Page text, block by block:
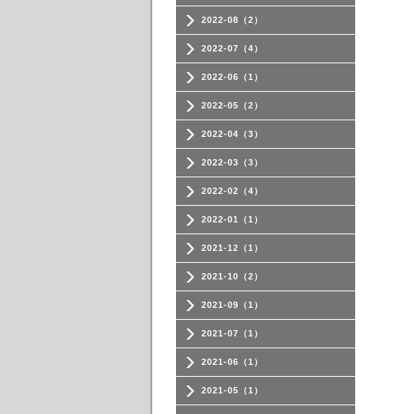
2022-08（2）
2022-07（4）
2022-06（1）
2022-05（2）
2022-04（3）
2022-03（3）
2022-02（4）
2022-01（1）
2021-12（1）
2021-10（2）
2021-09（1）
2021-07（1）
2021-06（1）
2021-05（1）